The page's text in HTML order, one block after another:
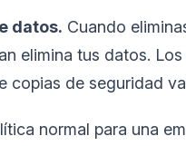
datos. Cuando
elimina tus datos.
copias de seguridad
normal para una